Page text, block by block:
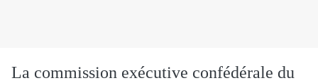
La commission exécutive confédérale du